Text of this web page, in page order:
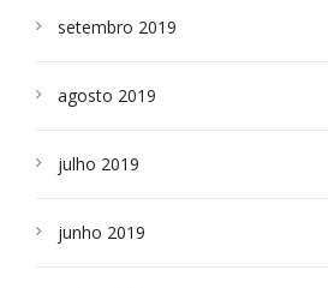
setembro 2019
agosto 2019
julho 2019
junho 2019